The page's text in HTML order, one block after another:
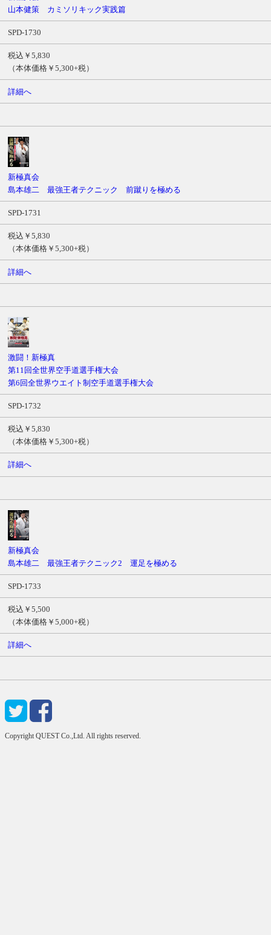
山本健策 カミソリキック実践篇
SPD-1730
税込￥5,830
（本体価格￥5,300+税）
詳細へ
新極真会
島本雄二 最強王者テクニック 前蹴りを極める
SPD-1731
税込￥5,830
（本体価格￥5,300+税）
詳細へ
激闘！新極真
第11回全世界空手道選手権大会
第6回全世界ウエイト制空手道選手権大会
SPD-1732
税込￥5,830
（本体価格￥5,300+税）
詳細へ
新極真会
島本雄二 最強王者テクニック2 運足を極める
SPD-1733
税込￥5,500
（本体価格￥5,000+税）
詳細へ
Copyright QUEST Co.,Ltd. All rights reserved.